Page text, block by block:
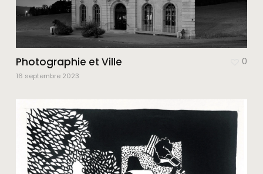
Photographie et Ville
16 septembre 2023
0